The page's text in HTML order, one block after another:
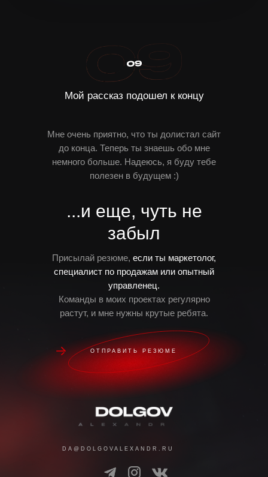
Мне очень приятно, что ты долистал сайт
до конца. Теперь ты знаешь обо мне
немного больше. Надеюсь, я буду тебе
полезен в будущем :)
...и еще, чуть не
забыл
Присылай резюме, если ты маркетолог,
специалист по продажам или опытный
управленец.
Команды в моих проектах регулярно
растут, и мне нужны крутые ребята.
ОТПРАВИТЬ РЕЗЮМЕ
Мой рассказ подошел к концу
DA@DOLGOVALEXANDR.RU